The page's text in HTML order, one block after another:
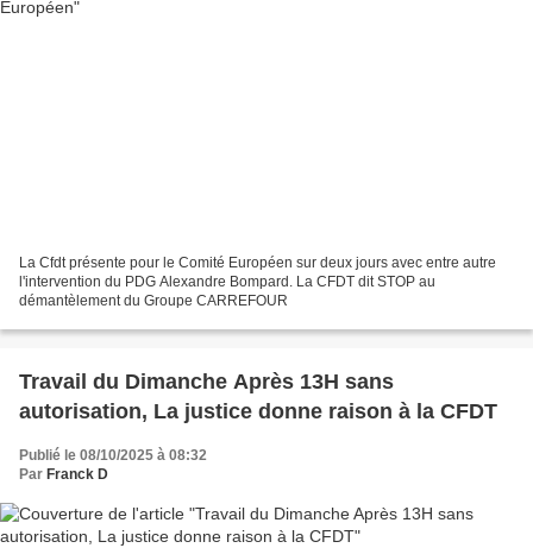
La Cfdt présente pour le Comité Européen sur deux jours avec entre autre
l'intervention du PDG Alexandre Bompard. La CFDT dit STOP au
démantèlement du Groupe CARREFOUR
Travail du Dimanche Après 13H sans
autorisation, La justice donne raison à la CFDT
Publié le 08/10/2025 à 08:32
Par Franck D